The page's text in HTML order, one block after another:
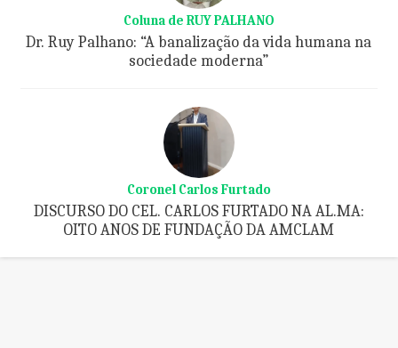
Coluna de RUY PALHANO
Dr. Ruy Palhano: “A banalização da vida humana na
sociedade moderna”
Coronel Carlos Furtado
DISCURSO DO CEL. CARLOS FURTADO NA AL.MA:
OITO ANOS DE FUNDAÇÃO DA AMCLAM